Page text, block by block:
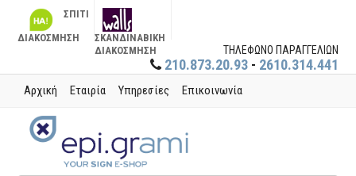
ΣΠΙΤΙ
ΔΙΑΚΟΣΜΗΣΗ
ΣΚΑΝΔΙΝΑΒΙΚΗ
ΔΙΑΚΟΣΜΗΣΗ
ΤΗΛΕΦΩΝΟ ΠΑΡΑΓΓΕΛΙΩΝ
210.873.20.93 - 2610.314.441
Αρχική Εταιρία Υπηρεσίες Επικοινωνία